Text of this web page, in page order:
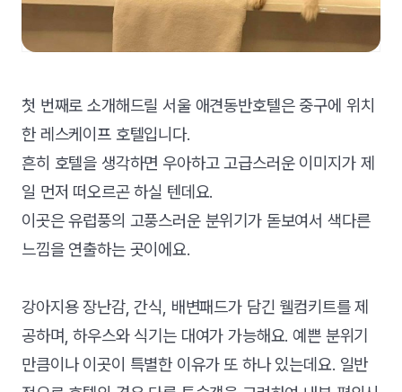
첫 번째로 소개해드릴 서울 애견동반호텔은 중구에 위치
한 레스케이프 호텔입니다.
흔히 호텔을 생각하면 우아하고 고급스러운 이미지가 제
일 먼저 떠오르곤 하실 텐데요.
이곳은 유럽풍의 고풍스러운 분위기가 돋보여서 색다른
느낌을 연출하는 곳이에요.
강아지용 장난감, 간식, 배변패드가 담긴 웰컴키트를 제
공하며, 하우스와 식기는 대여가 가능해요. 예쁜 분위기
만큼이나 이곳이 특별한 이유가 또 하나 있는데요. 일반